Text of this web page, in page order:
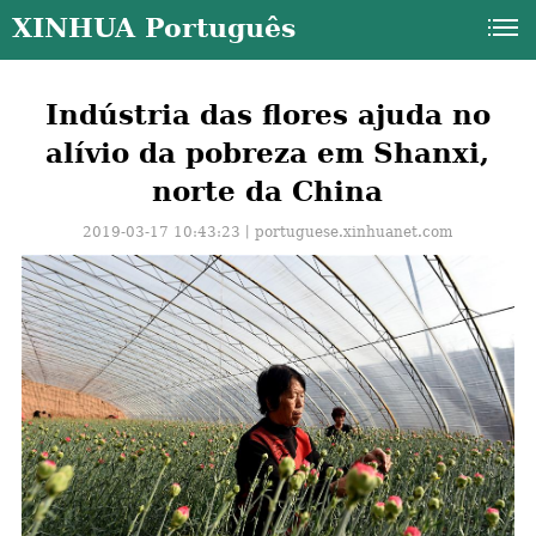
XINHUA Português
Indústria das flores ajuda no
alívio da pobreza em Shanxi,
norte da China
2019-03-17 10:43:23丨portuguese.xinhuanet.com